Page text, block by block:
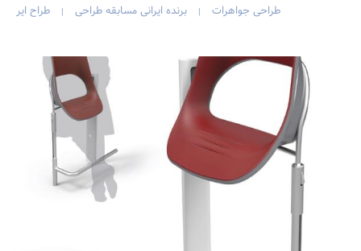
طراحی جواهرات | برنده ایرانی مسابقه طراحی | طراح ایر